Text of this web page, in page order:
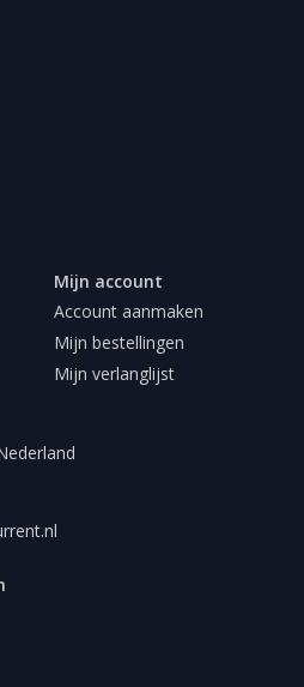
Mijn account
Account aanmaken
Mijn bestellingen
Mijn verlanglijst